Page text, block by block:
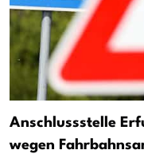
Anschlussstelle
wegen